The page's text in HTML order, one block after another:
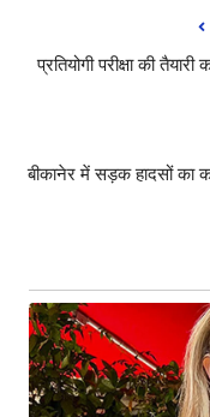
प्रतियोगी परीक्षा की
बीकानेर में सड़क हादसों का